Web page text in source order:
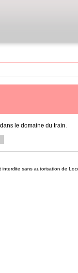
le domaine du train.
interdite sans autorisation de